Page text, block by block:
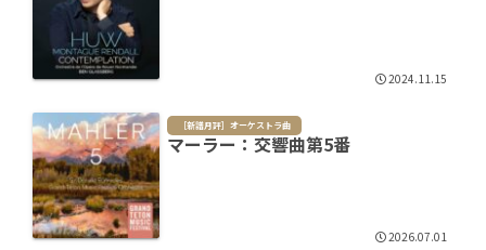
2024.11.15
［新譜月評］オーケストラ曲
マーラー：交響曲第5番
2026.07.01